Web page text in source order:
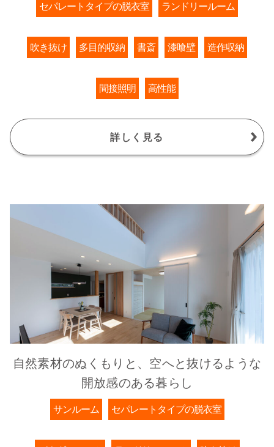
セパレートタイプの脱衣室 ランドリールーム
吹き抜け 多目的収納 書斎 漆喰壁 造作収納
間接照明 高性能
詳しく見る
自然素材のぬくもりと、空へと抜けるような
開放感のある暮らし
サンルーム セパレートタイプの脱衣室